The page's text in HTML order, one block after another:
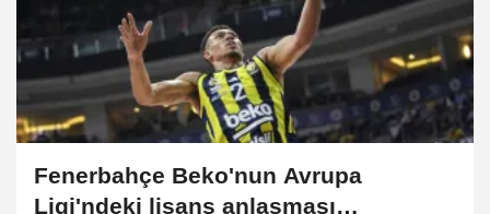
Fenerbahçe Beko'nun Avrupa
Ligi'ndeki lisans anlaşması